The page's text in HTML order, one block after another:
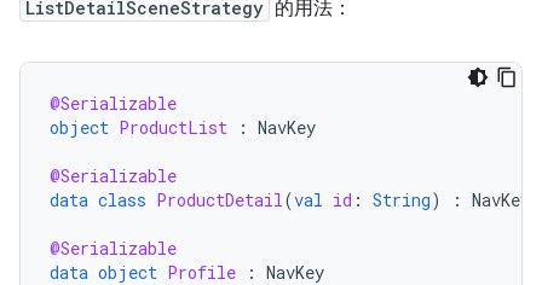
ListDetailSceneStrategy 的用法：
@Serializable
object ProductList : NavKey
@Serializable
data class ProductDetail(val id : String) : NavKey
@Serializable
data object Profile : NavKey